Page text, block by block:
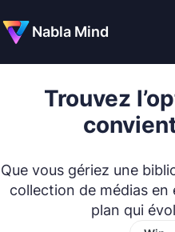
Nabla Mind
Trouvez
Que vous gériez une
collection de médias en
plan qui